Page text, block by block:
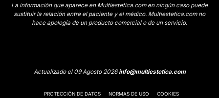
La información que aparece en Multiestetica.com en ningún caso puede
sustituir la relación entre el paciente y el médico. Multiestetica.com no
hace apología de un producto comercial o de un servicio.
Actualizado el 09 Agosto 2026info@multiestetica.com
PROTECCIÓN DE DATOS NORMAS DE USO COOKIES